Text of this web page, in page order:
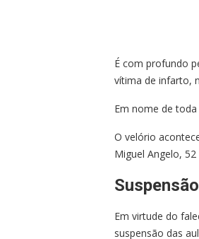
É com profundo
vítima de infarto,
Em nome de
O velório
Miguel Angelo,
Em virtude do
suspensão das